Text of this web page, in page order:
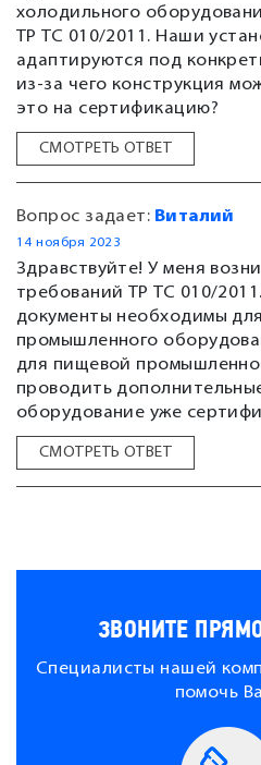
холодильного
ТР ТС 010/2011. Наши
адаптируются под
из-за чего конструкция
это на сертификацию?
СМОТРЕТЬ ОТВЕТ
Вопрос задает: Виталий
14 ноября 2023
Здравствуйте! У меня
требований ТР ТС 010/
документы необходимы
промышленного
для пищевой
проводить
оборудование уже
СМОТРЕТЬ ОТВЕТ
ЗВОНИТЕ
Специалисты нашей
помочь